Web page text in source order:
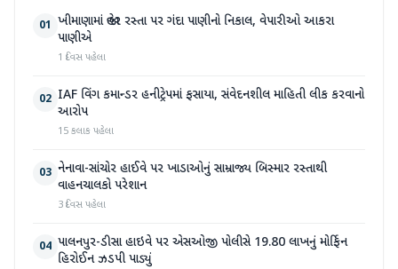
01 ખીમાણામાં જાહેર રસ્તા પર ગંદા પાણીનો નિકાલ, વેપારીઓ આકરા
પાણીએ
1 દિવસ પહેલા
02 IAF વિંગ કમાન્ડર હનીટ્રેપમાં ફસાયા, સંવેદનશીલ માહિતી લીક કરવાનો
આરોપ
15 કલાક પહેલા
03 નેનાવા-સાંચોર હાઈવે પર ખાડાઓનું સામ્રાજ્ય બિસ્માર રસ્તાથી
વાહનચાલકો પરેશાન
3 દિવસ પહેલા
04 પાલનપુર-ડીસા હાઇવે પર એસઓજી પોલીસે 19.80 લાખનું મોર્ફિન
હિરોઈન ઝડપી પાડ્યું